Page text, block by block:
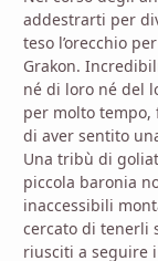
addestrarti per
teso l’orecchio
Grakon.
né di loro né del
per molto tempo,
di aver sentito
Una tribù di
piccola baronia
inaccessibili
cercato di tenerli
riusciti a seguire